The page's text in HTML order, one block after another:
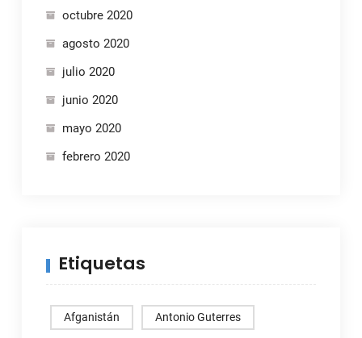
octubre 2020
agosto 2020
julio 2020
junio 2020
mayo 2020
febrero 2020
Etiquetas
Afganistán Antonio Guterres